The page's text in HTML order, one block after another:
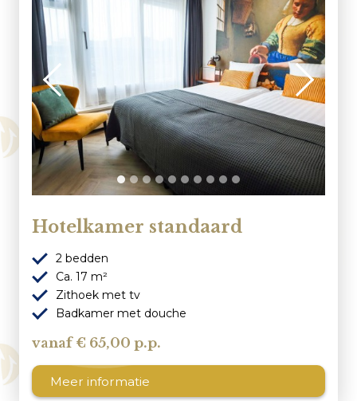
Klantenservice
Veelgestelde vragen
Contact
Route
Hotelkamer standaard
2 bedden
Ca. 17 m²
Zithoek met tv
Badkamer met douche
65,00 p.p.
Meer informatie